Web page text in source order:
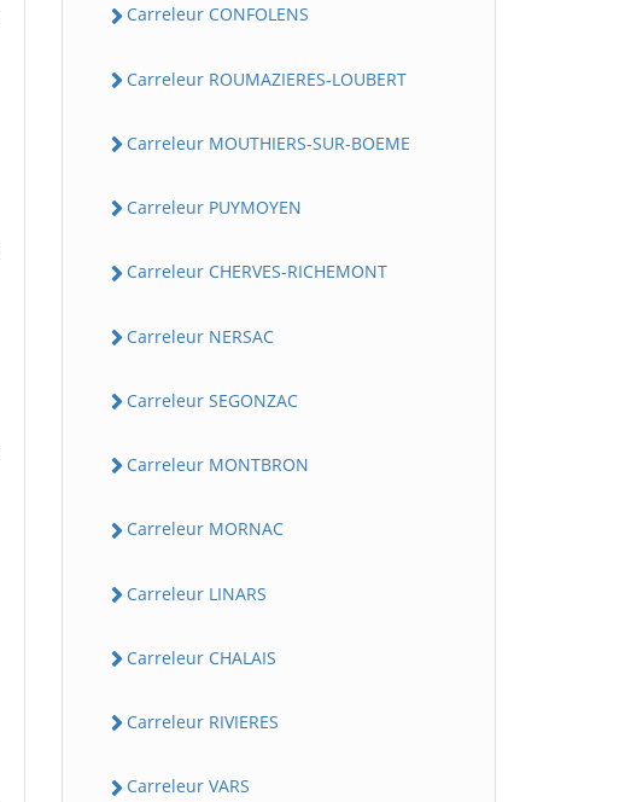
Carreleur CONFOLENS
Carreleur ROUMAZIERES-LOUBERT
Carreleur MOUTHIERS-SUR-BOEME
Carreleur PUYMOYEN
Carreleur CHERVES-RICHEMONT
Carreleur NERSAC
Carreleur SEGONZAC
Carreleur MONTBRON
Carreleur MORNAC
Carreleur LINARS
Carreleur CHALAIS
Carreleur RIVIERES
Carreleur VARS